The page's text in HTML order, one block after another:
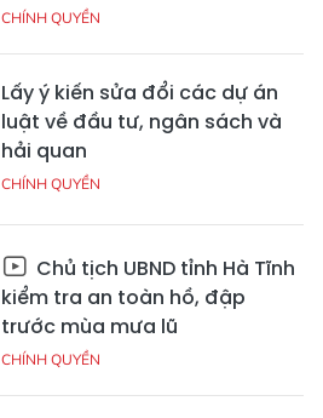
CHÍNH QUYỀN
Lấy ý kiến sửa đổi các dự án
luật về đầu tư, ngân sách và
hải quan
CHÍNH QUYỀN
Chủ tịch UBND tỉnh Hà Tĩnh
kiểm tra an toàn hồ, đập
trước mùa mưa lũ
CHÍNH QUYỀN